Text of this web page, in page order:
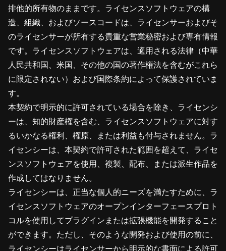
排他的所有物のままです。ライセンスソフトウェアの構
造、組織、およびソースコードは、ライセンサーおよびそ
のライセンサーが所有する貴重な営業秘密および専有情報
です。ライセンスソフトウェアは、適用される法律（中華
人民共和国、米国、その他の国の著作権法を含むがこれら
に限定されない）および国際条約によって保護されていま
す。
本契約で明示的に許可されている場合を除き、ライセンシ
ーは、知的財産権を含む、ライセンスソフトウェアに対す
るいかなる権利、権原、または利益も付与されません。ラ
イセンシーは、本契約で許可された範囲を超えて、ライセ
ンスソフトウェアを使用、複製、配布、または派生作品を
作成してはなりません。
ライセンシーは、正当な個人的ニーズを満たすために、ラ
イセンスソフトウェアのオープンインターフェースプロト
コルを使用してプラグインまたは拡張機能を開発すること
ができます。ただし、そのような開発および使用の前に、
ライセンシーはライセンサーから明示的な書面による許可